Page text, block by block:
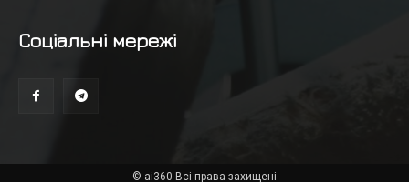
Соціальні мережі
© ai360 Всі права захищені